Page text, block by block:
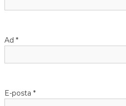
Ad *
E-posta *